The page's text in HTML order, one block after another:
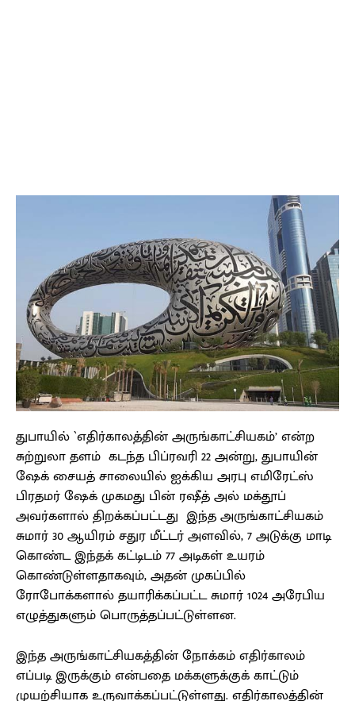
துபாயில் `எதிர்காலத்தின் அருங்காட்சியகம்’ என்ற
சுற்றுலா தளம் கடந்த பிப்ரவரி 22 அன்று, துபாயின்
ஷேக் சையத் சாலையில் ஐக்கிய அரபு எமிரேட்ஸ்
பிரதமர் ஷேக் முகமது பின் ரஷீத் அல் மக்தூப்
அவர்களால் திறக்கப்பட்டது இந்த அருங்காட்சியகம்
சுமார் 30 ஆயிரம் சதுர மீட்டர் அளவில், 7 அடுக்கு மாடி
கொண்ட இந்தக் கட்டிடம் 77 அடிகள் உயரம்
கொண்டுள்ளதாகவும், அதன் முகப்பில்
ரோபோக்களால் தயாரிக்கப்பட்ட சுமார் 1024 அரேபிய
எழுத்துகளும் பொருத்தப்பட்டுள்ளன.
இந்த அருங்காட்சியகத்தின் நோக்கம் எதிர்காலம்
எப்படி இருக்கும் என்பதை மக்களுக்குக் காட்டும்
முயற்சியாக உருவாக்கப்பட்டுள்ளது. எதிர்காலத்தின்